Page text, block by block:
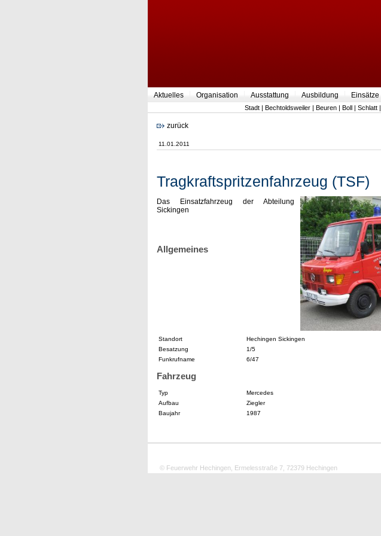
Aktuelles Organisation Ausstattung Ausbildung Einsätze
Stadt | Bechtoldsweiler | Beuren | Boll | Schlatt |
zurück
11.01.2011
Tragkraftspritzenfahrzeug (TSF)
Das Einsatzfahrzeug der Abteilung
Sickingen
Allgemeines
Standort
Hechingen Sickingen
Besatzung
1/5
Funkrufname
6/47
Fahrzeug
Typ
Mercedes
Aufbau
Ziegler
Baujahr
1987
© Feuerwehr Hechingen, Ermelesstraße 7, 72379 Hechingen